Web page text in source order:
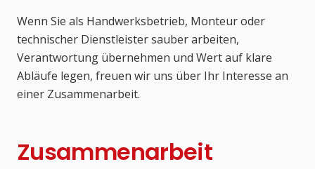
Wenn Sie als Handwerksbetrieb, Monteur oder
technischer Dienstleister sauber arbeiten,
Verantwortung übernehmen und Wert auf klare
Abläufe legen, freuen wir uns über Ihr Interesse an
einer Zusammenarbeit.
Zusammenarbeit